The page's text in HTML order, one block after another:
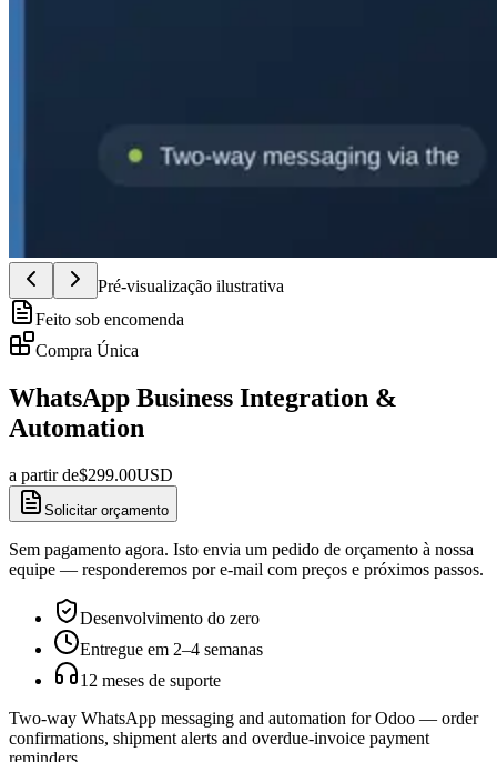
Pré-visualização ilustrativa
Feito sob encomenda
Compra Única
WhatsApp Business Integration &
Automation
a partir de$299.00USD
Solicitar orçamento
Sem pagamento agora. Isto envia um pedido de orçamento à nossa
equipe — responderemos por e-mail com preços e próximos passos.
Desenvolvimento do zero
Entregue em 2–4 semanas
12 meses de suporte
Two-way WhatsApp messaging and automation for Odoo — order
confirmations, shipment alerts and overdue-invoice payment
reminders.